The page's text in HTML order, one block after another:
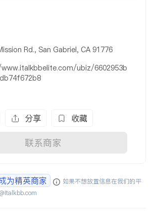
Rd., San Gabriel, CA 91776
ubiz/6602953b
分享 收藏
联系商家
为精英商家
如果不想放置信息在我们的平